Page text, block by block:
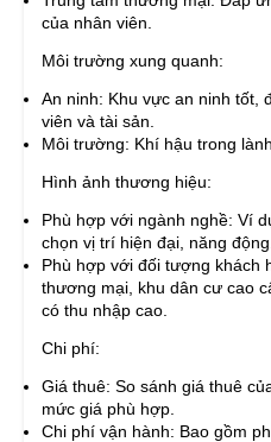
của nhân viên.
Môi trường xung quanh:
An ninh: Khu vực an ninh tốt,
viên và tài sản.
Môi trường: Khí hậu trong
Hình ảnh thương hiệu:
Phù hợp với ngành nghề: Ví
chọn vị trí hiện đại, năng động.
Phù hợp với đối tượng khách
thương mại, khu dân cư cao
có thu nhập cao.
Chi phí:
Giá thuê: So sánh giá thuê
mức giá phù hợp.
Chi phí vận hành: Bao gồm